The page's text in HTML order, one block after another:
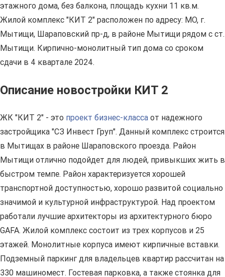
этажного дома, без балкона, площадь кухни 11 кв.м.
Жилой комплекс "КИТ 2" расположен по адресу: МО, г.
Мытищи, Шараповский пр-д, в районе Мытищи рядом с ст.
Мытищи. Кирпично-монолитный тип дома со сроком
сдачи в 4 квартале 2024.
Описание новостройки КИТ 2
ЖК "КИТ 2" - это проект бизнес-класса от надежного
застройщика "СЗ Инвест Груп". Данный комплекс строится
в Мытищах в районе Шараповского проезда. Район
Мытищи отлично подойдет для людей, привыкших жить в
быстром темпе. Район характеризуется хорошей
транспортной доступностью, хорошо развитой социально
значимой и культурной инфраструктурой. Над проектом
работали лучшие архитекторы из архитектурного бюро
GAFA. Жилой комплекс состоит из трех корпусов и 25
этажей. Монолитные корпуса имеют кирпичные вставки.
Подземный паркинг для владельцев квартир рассчитан на
330 машиномест. Гостевая парковка, а также стоянка для